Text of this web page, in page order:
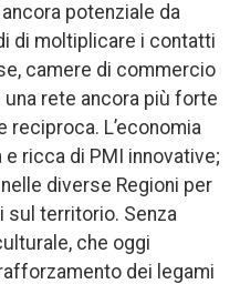
potenziale da
di moltiplicare i contatti
camere di commercio
rete ancora più forte
L’economia
ricca di PMI innovative;
diverse Regioni per
sul territorio. Senza
che oggi
dei legami